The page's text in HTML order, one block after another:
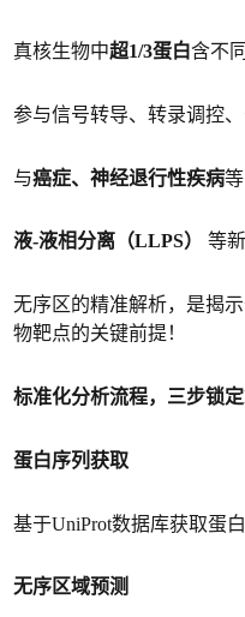
真核生物中超1/3蛋白含不
参与信号转导、转录调控
与癌症、神经退行性疾病
液-液相分离（LLPS）等
无序区的精准解析，是揭
物靶点的关键前提！
标准化分析流程，三步锁
蛋白序列获取
基于UniProt数据库获取蛋
无序区域预测